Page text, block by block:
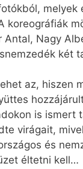
koreográfiák
Antal, Nagy
két
az, hiszen
is
virágait,
és
éltetni kell…